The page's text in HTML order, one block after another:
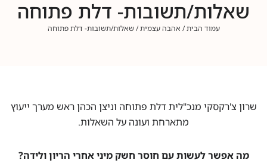
שאלות/תשובות- דלת פתוחה
עמוד הבית/ אהבה עצמית/ שאלות/תשובות- דלת פתוחה
שרון צ'רקסקי מנכ"לית דלת פתוחה וניצן הכהן ראש מערך ייעוץ
מתארחת ועונה על השאלות.
מה אפשר לעשות עם חוסר חשק מיני אחרי הריון ולידה?